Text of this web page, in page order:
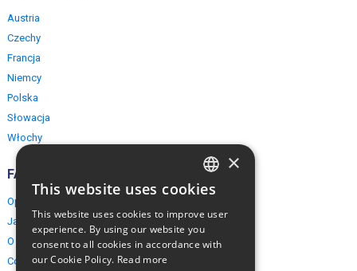
Austria
Czechy
Francja
Niemcy
Polska
Słowacja
Włochy
FAQ
Opinie naszych klientów
Jak rezerwować?
O EuropeMountains.com
Cookies, Prywatność, Bezpieczeństwo
ENGLISH
×
This website uses cookies
This website uses cookies to improve user
experience. By using our website you
consent to all cookies in accordance with
our Cookie Policy. Read more